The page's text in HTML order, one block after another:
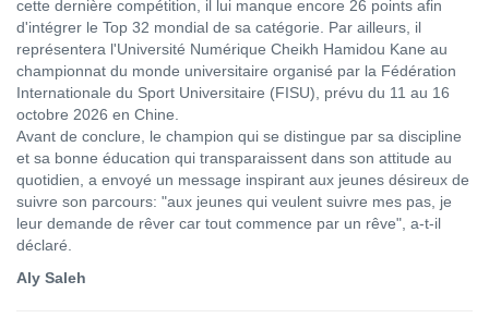
cette dernière compétition, il lui manque encore 26 points afin
d'intégrer le Top 32 mondial de sa catégorie. Par ailleurs, il
représentera l'Université Numérique Cheikh Hamidou Kane au
championnat du monde universitaire organisé par la Fédération
Internationale du Sport Universitaire (FISU), prévu du 11 au 16
octobre 2026 en Chine.
Avant de conclure, le champion qui se distingue par sa discipline
et sa bonne éducation qui transparaissent dans son attitude au
quotidien, a envoyé un message inspirant aux jeunes désireux de
suivre son parcours: "aux jeunes qui veulent suivre mes pas, je
leur demande de rêver car tout commence par un rêve", a-t-il
déclaré.
Aly Saleh